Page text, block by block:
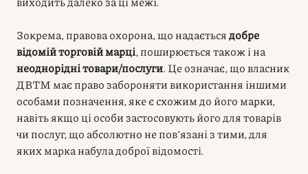
Зокрема, правова охорона, що надаєтьсядобре
відомій торговій марці, поширюється також і на
неоднорідні товари/послуги. Це означає, що власник
ДВТМ має право забороняти використання іншими
особами позначення, яке є схожим до його марки,
навіть якщо ці особи застосовують його для товарів
чи послуг, що абсолютно не пов’язані з тими, для
яких марка набула доброї відомості.